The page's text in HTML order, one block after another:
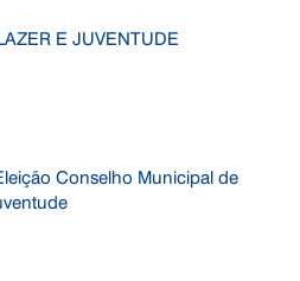
Conselho Municipal de